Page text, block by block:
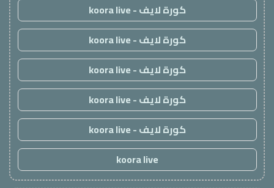
كورة لايف - koora live
كورة لايف - koora live
كورة لايف - koora live
كورة لايف - koora live
كورة لايف - koora live
koora live